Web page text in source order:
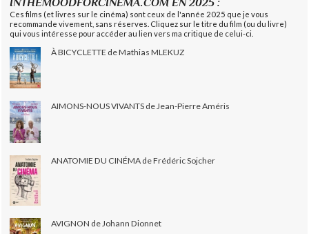
Ces films (et livres sur le cinéma) sont ceux de l'année 2025 que je vous
recommande vivement, sans réserves. Cliquez sur le titre du film (ou du livre)
qui vous intéresse pour accéder au lien vers ma critique de celui-ci.
À BICYCLETTE de Mathias MLEKUZ
AIMONS-NOUS VIVANTS de Jean-Pierre Améris
ANATOMIE DU CINÉMA de Frédéric Sojcher
AVIGNON de Johann Dionnet